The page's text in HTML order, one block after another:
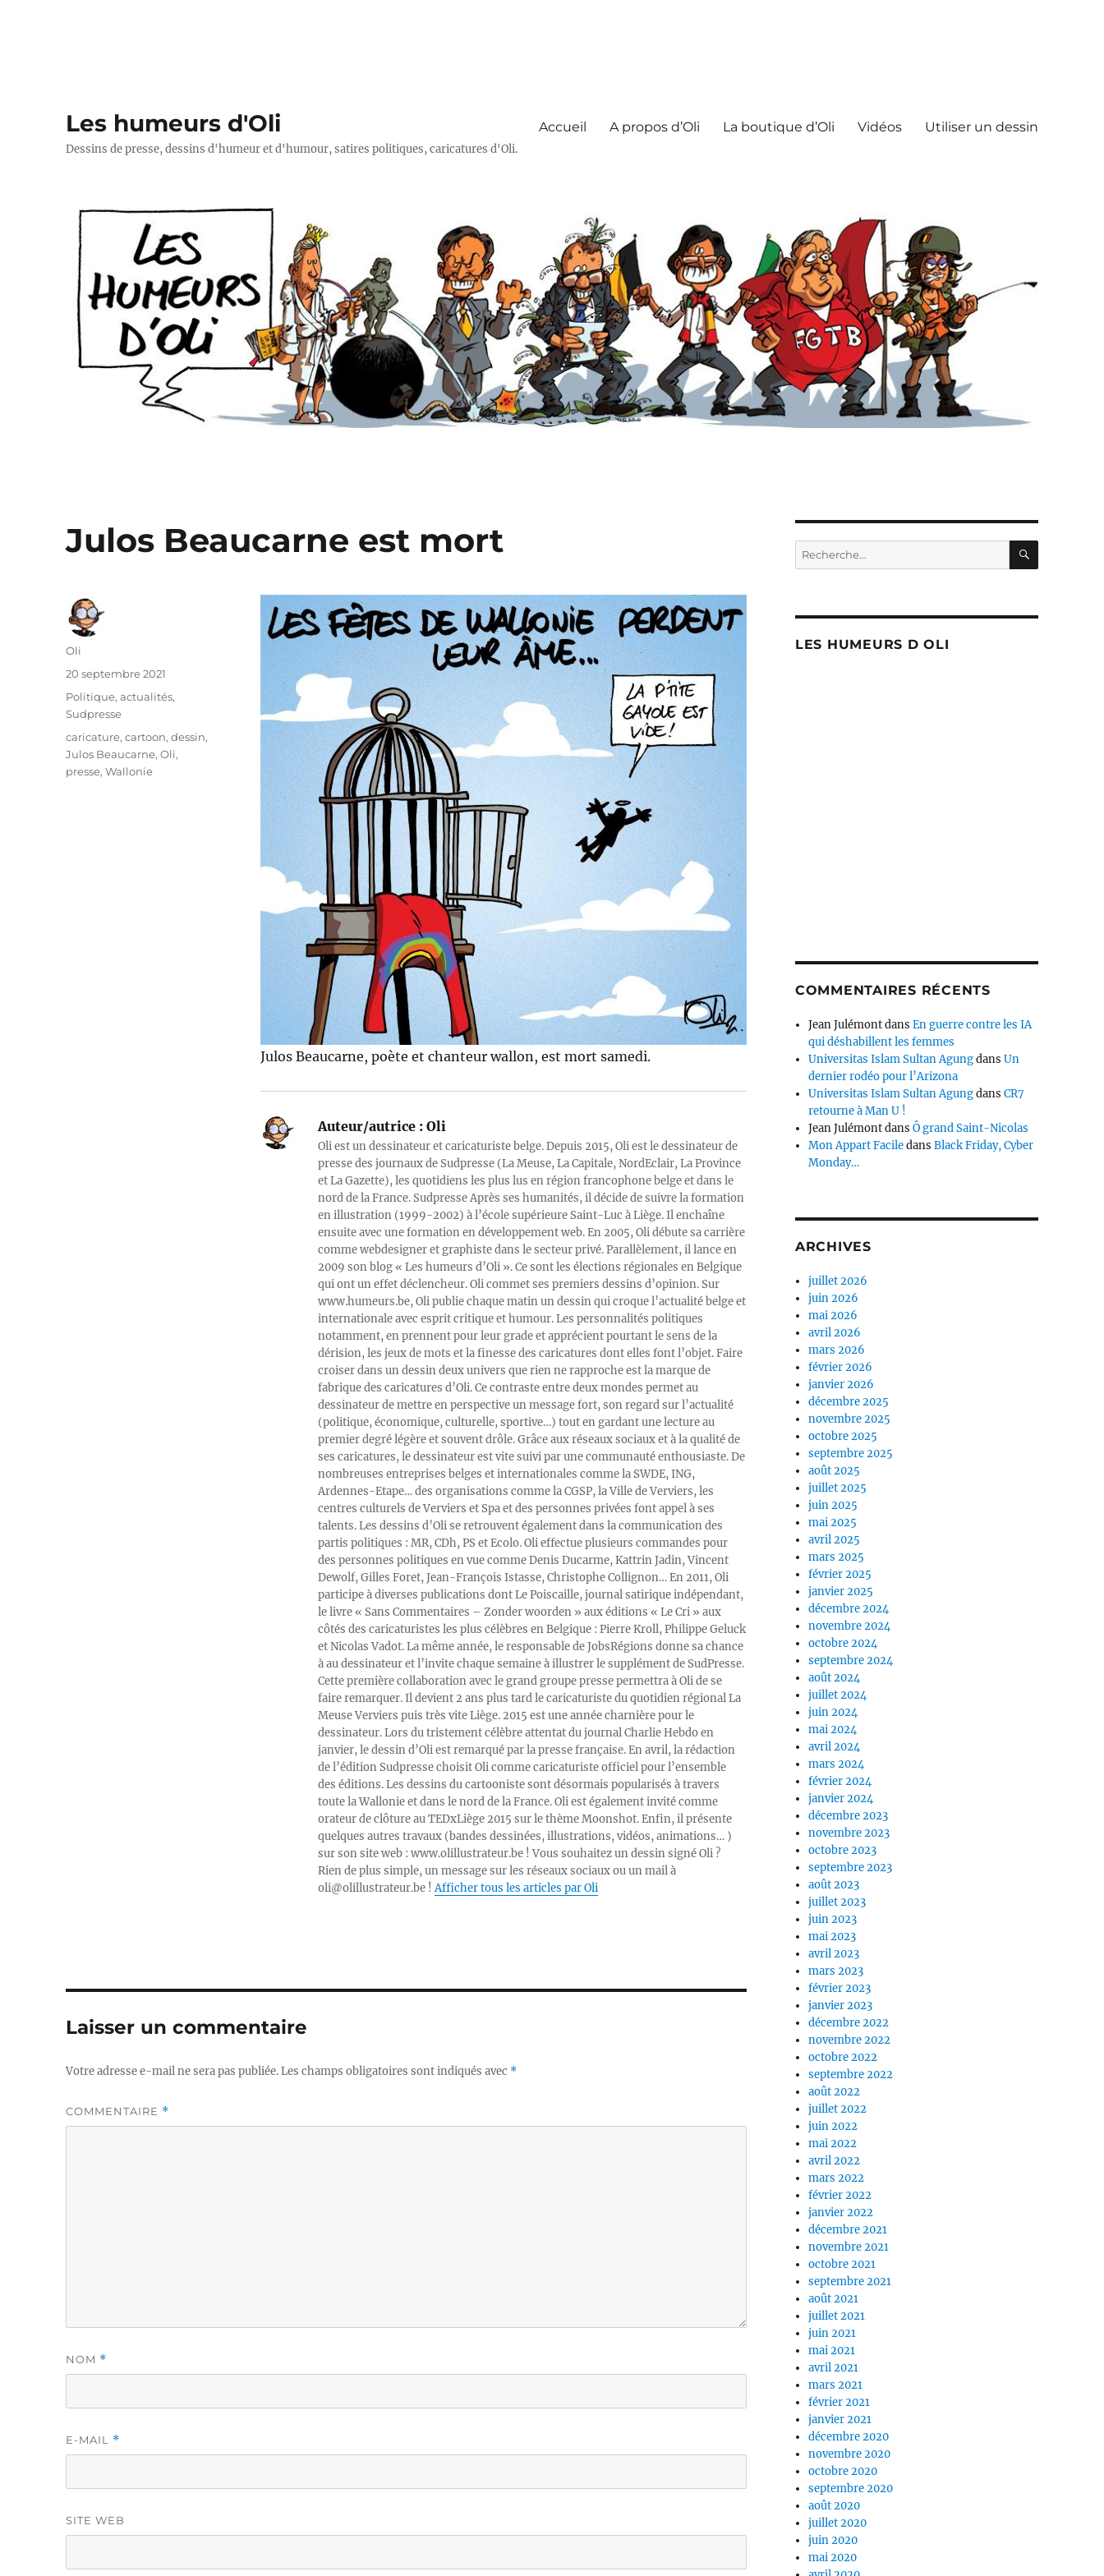
Les humeurs d'Oli
Dessins de presse, dessins d'humeur et d'humour, satires politiques, caricatures d'Oli.
Accueil A propos d’Oli La boutique d’Oli Vidéos Utiliser un dessin
Julos Beaucarne est mort
Julos Beaucarne, poète et chanteur wallon, est mort samedi.
Auteur/autrice :Oli
Oli est un dessinateur et caricaturiste belge. Depuis 2015, Oli est le dessinateur de
presse des journaux de Sudpresse (La Meuse, La Capitale, NordEclair, La Province
et La Gazette), les quotidiens les plus lus en région francophone belge et dans le
nord de la France. Sudpresse Après ses humanités, il décide de suivre la formation
en illustration (1999-2002) à l’école supérieure Saint-Luc à Liège. Il enchaîne
ensuite avec une formation en développement web. En 2005, Oli débute sa carrière
comme webdesigner et graphiste dans le secteur privé. Parallèlement, il lance en
2009 son blog « Les humeurs d’Oli ». Ce sont les élections régionales en Belgique
qui ont un effet déclencheur. Oli commet ses premiers dessins d’opinion. Sur
www.humeurs.be, Oli publie chaque matin un dessin qui croque l’actualité belge et
internationale avec esprit critique et humour. Les personnalités politiques
notamment, en prennent pour leur grade et apprécient pourtant le sens de la
dérision, les jeux de mots et la finesse des caricatures dont elles font l’objet. Faire
croiser dans un dessin deux univers que rien ne rapproche est la marque de
fabrique des caricatures d’Oli. Ce contraste entre deux mondes permet au
dessinateur de mettre en perspective un message fort, son regard sur l’actualité
(politique, économique, culturelle, sportive…) tout en gardant une lecture au
premier degré légère et souvent drôle. Grâce aux réseaux sociaux et à la qualité de
ses caricatures, le dessinateur est vite suivi par une communauté enthousiaste. De
nombreuses entreprises belges et internationales comme la SWDE, ING,
Ardennes-Etape… des organisations comme la CGSP, la Ville de Verviers, les
centres culturels de Verviers et Spa et des personnes privées font appel à ses
talents. Les dessins d’Oli se retrouvent également dans la communication des
partis politiques : MR, CDh, PS et Ecolo. Oli effectue plusieurs commandes pour
des personnes politiques en vue comme Denis Ducarme, Kattrin Jadin, Vincent
Dewolf, Gilles Foret, Jean-François Istasse, Christophe Collignon… En 2011, Oli
participe à diverses publications dont Le Poiscaille, journal satirique indépendant,
le livre « Sans Commentaires – Zonder woorden » aux éditions « Le Cri » aux
côtés des caricaturistes les plus célèbres en Belgique : Pierre Kroll, Philippe Geluck
et Nicolas Vadot. La même année, le responsable de JobsRégions donne sa chance
à au dessinateur et l’invite chaque semaine à illustrer le supplément de SudPresse.
Cette première collaboration avec le grand groupe presse permettra à Oli de se
faire remarquer. Il devient 2 ans plus tard le caricaturiste du quotidien régional La
Meuse Verviers puis très vite Liège. 2015 est une année charnière pour le
dessinateur. Lors du tristement célèbre attentat du journal Charlie Hebdo en
janvier, le dessin d’Oli est remarqué par la presse française. En avril, la rédaction
de l’édition Sudpresse choisit Oli comme caricaturiste officiel pour l’ensemble
des éditions. Les dessins du cartooniste sont désormais popularisés à travers
toute la Wallonie et dans le nord de la France. Oli est également invité comme
orateur de clôture au TEDxLiège 2015 sur le thème Moonshot. Enfin, il présente
quelques autres travaux (bandes dessinées, illustrations, vidéos, animations… )
sur son site web : www.olillustrateur.be ! Vous souhaitez un dessin signé Oli ?
Rien de plus simple, un message sur les réseaux sociaux ou un mail à
oli@olillustrateur.be !Afficher tous les articles par Oli
Auteur
Oli
Publié
20 septembre 2021
Catégories
Politique, actualités,
Sudpresse
Étiquettes
caricature,cartoon,dessin,
Julos Beaucarne,Oli,
presse,Wallonie
Laisser un commentaire
Votre adresse e-mail ne sera pas publiée.Les champs obligatoires sont indiqués avec *
COMMENTAIRE *
NOM *
E-MAIL *
SITE WEB
Recherche
pour :
LES HUMEURS D OLI
COMMENTAIRES RÉCENTS
Jean JulémontdansEn guerre contre les IA
qui déshabillent les femmes
Universitas Islam Sultan AgungdansUn
dernier rodéo pour l’Arizona
Universitas Islam Sultan AgungdansCR7
retourne à Man U !
Jean JulémontdansÔ grand Saint-Nicolas
Mon Appart FaciledansBlack Friday, Cyber
Monday…
ARCHIVES
juillet 2026
juin 2026
mai 2026
avril 2026
mars 2026
février 2026
janvier 2026
décembre 2025
novembre 2025
octobre 2025
septembre 2025
août 2025
juillet 2025
juin 2025
mai 2025
avril 2025
mars 2025
février 2025
janvier 2025
décembre 2024
novembre 2024
octobre 2024
septembre 2024
août 2024
juillet 2024
juin 2024
mai 2024
avril 2024
mars 2024
février 2024
janvier 2024
décembre 2023
novembre 2023
octobre 2023
septembre 2023
août 2023
juillet 2023
juin 2023
mai 2023
avril 2023
mars 2023
février 2023
janvier 2023
décembre 2022
novembre 2022
octobre 2022
septembre 2022
août 2022
juillet 2022
juin 2022
mai 2022
avril 2022
mars 2022
février 2022
janvier 2022
décembre 2021
novembre 2021
octobre 2021
septembre 2021
août 2021
juillet 2021
juin 2021
mai 2021
avril 2021
mars 2021
février 2021
janvier 2021
décembre 2020
novembre 2020
octobre 2020
septembre 2020
août 2020
juillet 2020
juin 2020
mai 2020